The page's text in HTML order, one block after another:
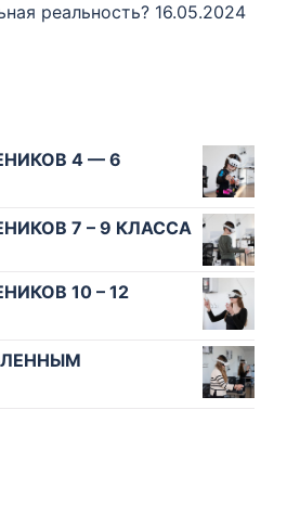
реальность? 16.05.2024
4 — 6
7 – 9 КЛАССА
10 – 12